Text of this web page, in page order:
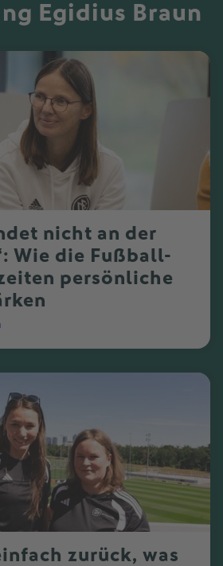
Egidius Braun
nicht an der
Wie die Fußball-
persönliche
zurück, was